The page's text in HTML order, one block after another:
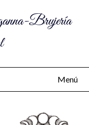
Brujería
Menú